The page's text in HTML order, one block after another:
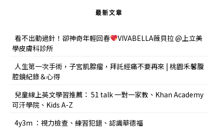
最新文章
看不出動過針！卻神奇年輕回春
VIVABELLA薇貝拉 @上立美
學皮膚科診所
人生第一次手術，子宮肌腺瘤，拜託經痛不要再來 | 桃園禾馨腹
腔鏡紀錄＆心得
兒童線上英文學習推薦： 51 talk 一對一家教、Khan Academy
可汗學院、Kids A-Z
4y3m ：視力檢查、練習犯錯、認識華德福